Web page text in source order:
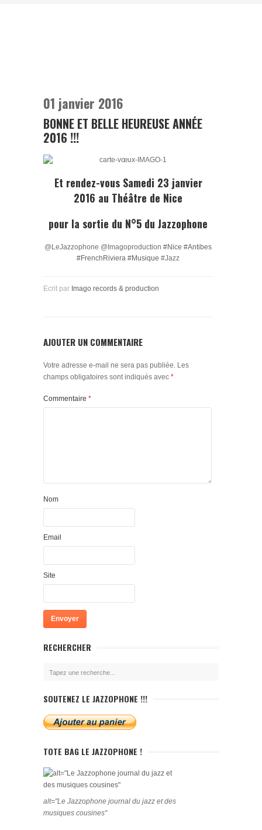
01 janvier 2016
BONNE ET BELLE HEUREUSE ANNÉE
2016 !!!
Et rendez-vous Samedi 23 janvier
2016 au Théâtre de Nice
pour la sortie du N°5 du Jazzophone
@LeJazzophone @Imagoproduction #Nice #Antibes
#FrenchRiviera #Musique #Jazz
Ecrit par Imago records & production
AJOUTER UN COMMENTAIRE
Votre adresse e-mail ne sera pas publiée. Les
champs obligatoires sont indiqués avec *
Commentaire *
Nom
Email
Site
RECHERCHER
SOUTENEZ LE JAZZOPHONE !!!
TOTE BAG LE JAZZOPHONE !
alt="Le Jazzophone journal du jazz et des
musiques cousines"